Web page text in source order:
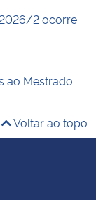
2 ocorre
ao Mestrado.
Voltar ao topo